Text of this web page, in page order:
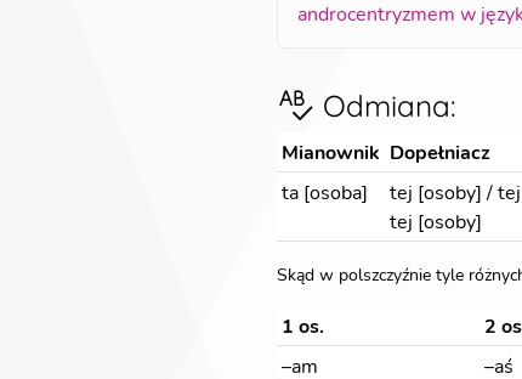
androcentryzmem w
Odmiana:
Mianownik Dopełniacz
ta [osoba]
tej [osoby] /
tej [osoby]
Skąd w polszczyźnie tyle
1 os. 2
–am
–aś